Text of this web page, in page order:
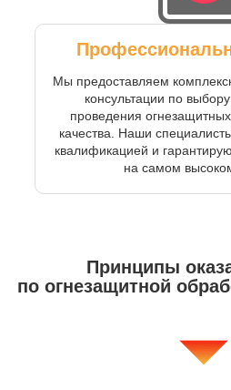
Мы предоставляем
консультации по
проведения
качества. Наши
квалификацией и
на самом
Принципы
по огнезащитной